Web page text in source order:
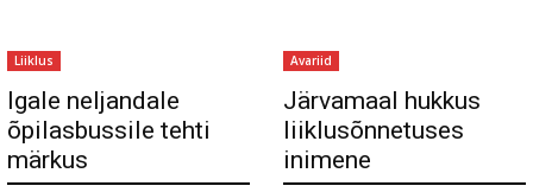
Liiklus
Igale neljandale
õpilasbussile tehti
märkus
Avariid
Järvamaal hukkus
liiklusõnnetuses
inimene